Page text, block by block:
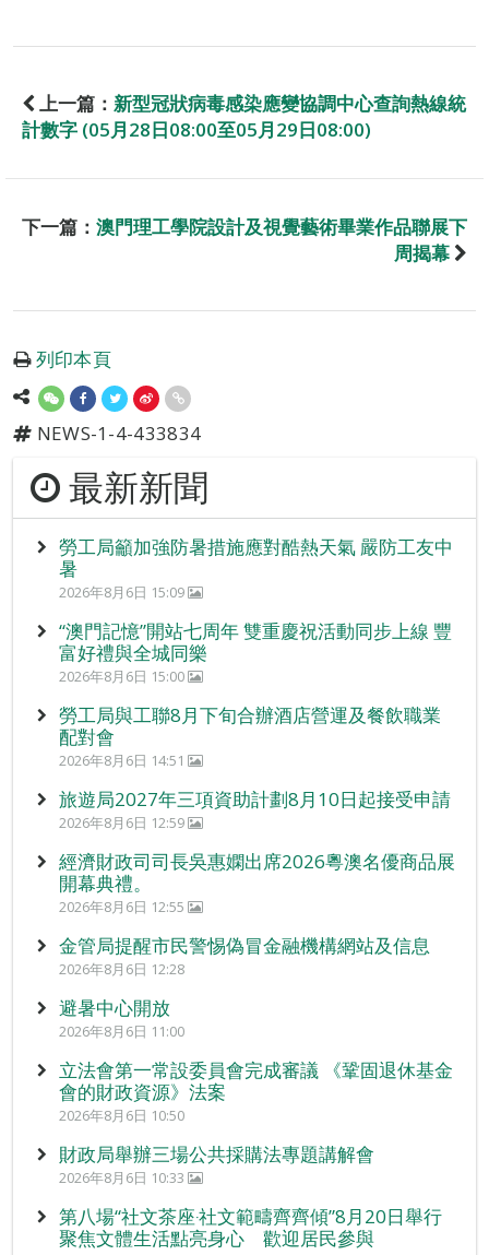
上一篇： 新型冠狀病毒感染應變協調中心查詢熱線統
計數字 (05月28日08:00至05月29日08:00)
下一篇： 澳門理工學院設計及視覺藝術畢業作品聯展下
周揭幕
列印本頁
NEWS-1-4-433834
最新新聞
勞工局籲加強防暑措施應對酷熱天氣 嚴防工友中
暑
2026年8月6日 15:09
“澳門記憶”開站七周年 雙重慶祝活動同步上線 豐
富好禮與全城同樂
2026年8月6日 15:00
勞工局與工聯8月下旬合辦酒店營運及餐飲職業
配對會
2026年8月6日 14:51
旅遊局2027年三項資助計劃8月10日起接受申請
2026年8月6日 12:59
經濟財政司司長吳惠嫻出席2026粵澳名優商品展
開幕典禮。
2026年8月6日 12:55
金管局提醒市民警惕偽冒金融機構網站及信息
2026年8月6日 12:28
避暑中心開放
2026年8月6日 11:00
立法會第一常設委員會完成審議 《鞏固退休基金
會的財政資源》法案
2026年8月6日 10:50
財政局舉辦三場公共採購法專題講解會
2026年8月6日 10:33
第八場“社文茶座‧社文範疇齊齊傾”8月20日舉行
聚焦文體生活點亮身心 歡迎居民參與